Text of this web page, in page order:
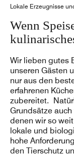
Lokale Erzeugnisse
Wenn
Wir lieben gutes
unseren Gästen
nur aus den
erfahrenen
zubereitet.
Grundsätze
denen wir so
lokale und
hohe
den Tierschutz